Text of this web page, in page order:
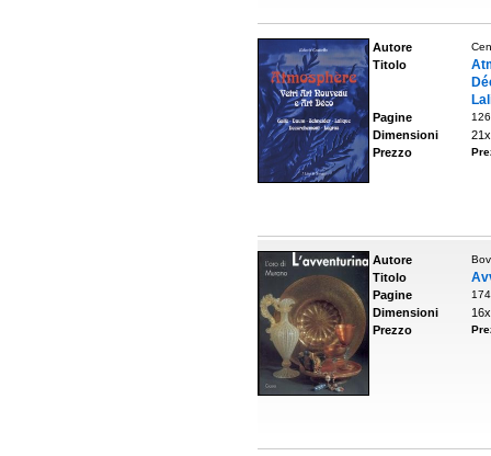
Autore
Titolo
Pagine 126
Dimensioni
Prezzo
Autore
Titolo
Pagine 174
Dimensioni
Prezzo